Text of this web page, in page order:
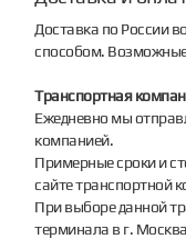
Доставка по России
способом.
Транспортная
Ежедневно мы
компанией.
Примерные сроки и
сайте транспортной
При выборе данной
терминала в г.